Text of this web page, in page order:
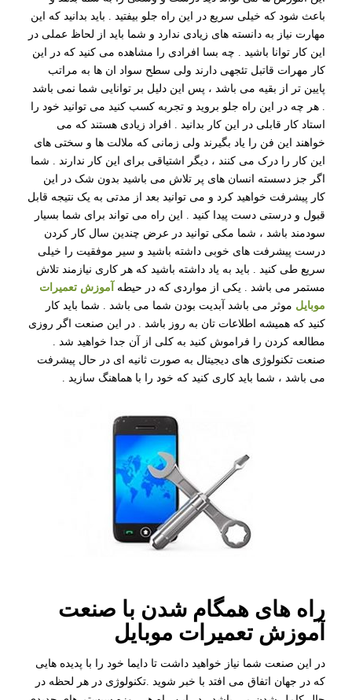
باعث شود که خیلی سریع در این راه جلو بیفتید . باید بدانید که این
مهارت نیاز به دانسته های زیادی ندارد و شما باید از لحاظ عملی در
این کار توانا باشید . چه بسا افرادی را مشاهده می کنید که در این
کار مهرات قاتبل تئجهی دارند ولی سطح سواد ان ها به مراتب
پایین تر از بقیه می باشد ، پس این دلیل بر توانایی شما نمی باشد
. هر چه در این راه جلو بروید و تجربه کسب کنید می توانید خود را
استاد کار قابلی در این کار بدانید . افراد زیادی هستند که می
خواهند این فن را یاد بگیرند ولی زمانی که ملالت ها و سختی های
این کار را درک می کنند ، دیگر اشتیاقی برای این کار ندارند . شما
اگر جز دسسته انسان های پر تلاش می باشید بدون شک در این
کار پیشرفت خواهید کرد و می توانید بعد از مدتی به یک نتیجه قابل
قبول و درستی دست پیدا کنید . این راه می تواند برای شما بسیار
سودمند باشد ، شما مکی توانید در عرض چندین سال کار کردن
درست پیشرفت های خوبی داشته باشید و سیر موفقیت را خیلی
سریع طی کنید . باید به یاد داشته باشید که هر کاری نیازمند تلاش
مستمر می باشد . یکی از مواردی که در حیطه
آموزش تعمیرات
موبایل موثر می باشد آبدیت بودن شما می باشد . شما باید کار
کنید که همیشه اطلاعات تان به روز باشد . در این صنعت اگر روزی
مطالعه کردن را فراموش کنید به کلی از آن جدا خواهید شد .
صنعت تکنولوژی های دیجیتال به صورت ثانیه ای در حال پیشرفت
می باشد ، شما باید کاری کنید که خود را با هماهنگ سازید .
راه های همگام شدن با صنعت
آموزش تعمیرات موبایل
در این صنعت شما نیاز خواهید داشت تا دایما خود را با پدیده هایی
که در جهان اتفاق می افتد با خبر شوید .تکنولوژی در هر لحظه در